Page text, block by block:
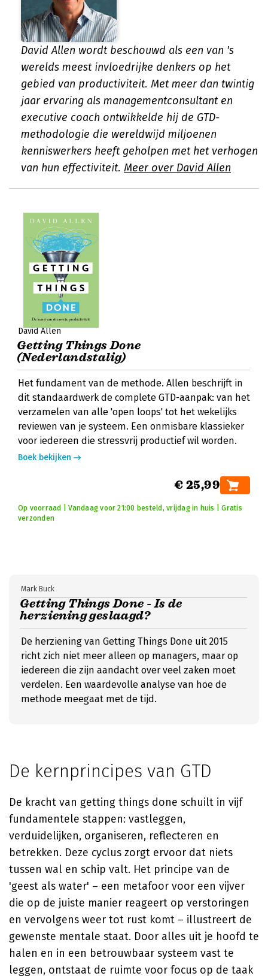
David Allen wordt beschouwd als een van 's
werelds meest invloedrijke denkers op het
gebied van productiviteit. Met meer dan twintig
jaar ervaring als managementconsultant en
executive coach ontwikkelde hij de GTD-
methodologie die wereldwijd miljoenen
kenniswerkers heeft geholpen met het verhogen
van hun effectiviteit. Meer over David Allen
David Allen
Getting Things Done
(Nederlandstalig)
Het fundament van de methode. Allen beschrijft in
dit standaardwerk de complete GTD-aanpak: van het
verzamelen van alle 'open loops' tot het wekelijks
reviewen van je systeem. Een onmisbare klassieker
voor iedereen die stressvrij productief wil worden.
Boek bekijken
€ 25,99
Op voorraad | Vandaag voor 21:00 besteld, vrijdag in huis | Gratis
verzonden
Getting Things Done - Is de
herziening geslaagd?
Mark Buck
De herziening van Getting Things Done uit 2015
richt zich niet meer alleen op managers, maar op
iedereen die zijn aandacht over veel zaken moet
verdelen. Een waardevolle analyse van hoe de
methode meegaat met de tijd.
De kernprincipes van GTD
De kracht van getting things done schuilt in vijf
fundamentele stappen: vastleggen,
verduidelijken, organiseren, reflecteren en
betrekken. Deze cyclus zorgt ervoor dat niets
tussen wal en schip valt. Het principe van de
'geest als water' – een metafoor voor een vijver
die op de juiste manier reageert op verstoringen
en vervolgens weer tot rust komt – illustreert de
gewenste mentale staat. Door alles uit je hoofd te
halen en in een betrouwbaar systeem vast te
leggen, ontstaat de ruimte voor focus op de taak